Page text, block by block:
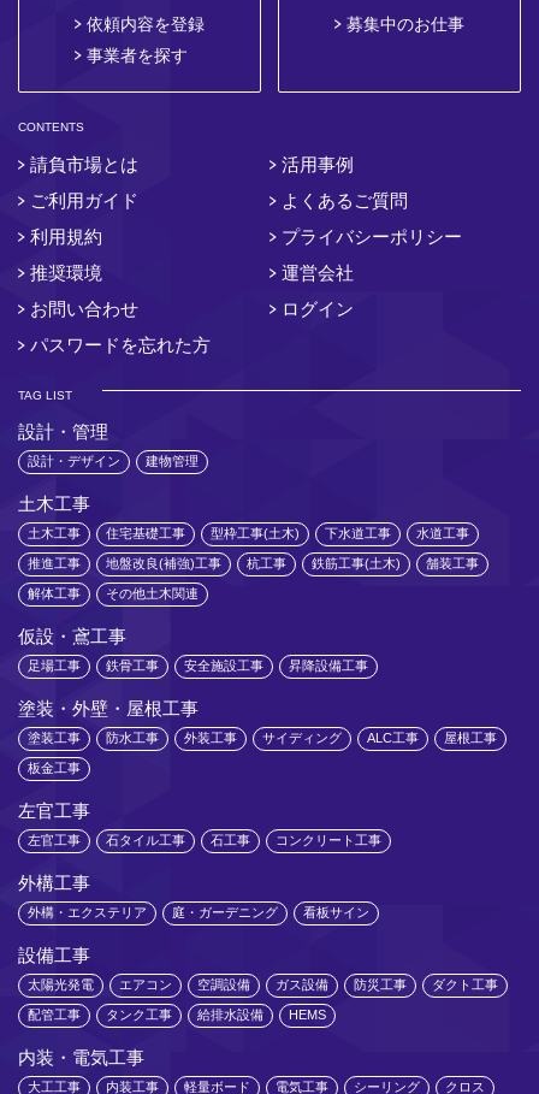
依頼内容を登録
事業者を探す
募集中のお仕事
CONTENTS
請負市場とは
活用事例
ご利用ガイド
よくあるご質問
利用規約
プライバシーポリシー
推奨環境
運営会社
お問い合わせ
ログイン
パスワードを忘れた方
TAG LIST
設計・管理
設計・デザイン 建物管理
土木工事
土木工事 住宅基礎工事 型枠工事(土木) 下水道工事 水道工事
推進工事 地盤改良(補強)工事 杭工事 鉄筋工事(土木) 舗装工事
解体工事 その他土木関連
仮設・鳶工事
足場工事 鉄骨工事 安全施設工事 昇降設備工事
塗装・外壁・屋根工事
塗装工事 防水工事 外装工事 サイディング ALC工事 屋根工事
板金工事
左官工事
左官工事 石タイル工事 石工事 コンクリート工事
外構工事
外構・エクステリア 庭・ガーデニング 看板サイン
設備工事
太陽光発電 エアコン 空調設備 ガス設備 防災工事 ダクト工事
配管工事 タンク工事 給排水設備 HEMS
内装・電気工事
大工工事 内装工事 軽量ボード 電気工事 シーリング クロス